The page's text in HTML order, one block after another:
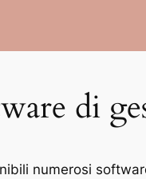
di
numerosi